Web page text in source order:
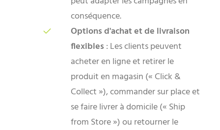
conséquence.
Options d'achat et de livraison
flexibles : Les clients peuvent
acheter en ligne et retirer le
produit en magasin (« Click &
Collect »), commander sur place et
se faire livrer à domicile (« Ship
from Store ») ou retourner le